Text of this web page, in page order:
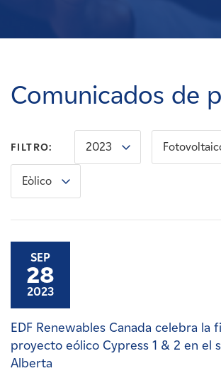
Carreras
Noticias
Contacte con
Comunicados de
FILTRO: 2023
Eòlico
SEP
28
2023
EDF Renewables Canada celebra la
proyecto eólico Cypress 1 & 2 en el
Alberta